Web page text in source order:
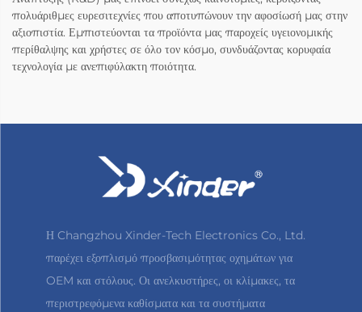
πολυάριθμες ευρεσιτεχνίες που αποτυπώνουν την αφοσίωσή μας στην
αξιοπιστία. Εμπιστεύονται τα προϊόντα μας παροχείς υγειονομικής
περίθαλψης και χρήστες σε όλο τον κόσμο, συνδυάζοντας κορυφαία
τεχνολογία με ανεπιφύλακτη ποιότητα.
Η Changzhou Xinder-Tech Electronics Co., Ltd.
παρέχει εξοπλισμό προσβασιμότητας οχημάτων για
OEM και στόλους. Οι ανελκυστήρες, οι κλίμακες, τα
περιστρεφόμενα καθίσματα και τα συστήματα